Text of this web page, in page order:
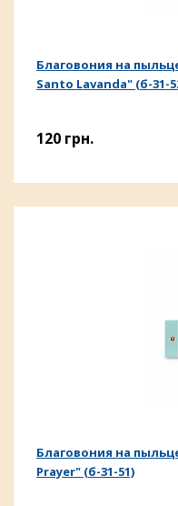
Благовония на
Santo Lavanda" (б-31-
120 грн.
Благовония на
Prayer" (б-31-51)